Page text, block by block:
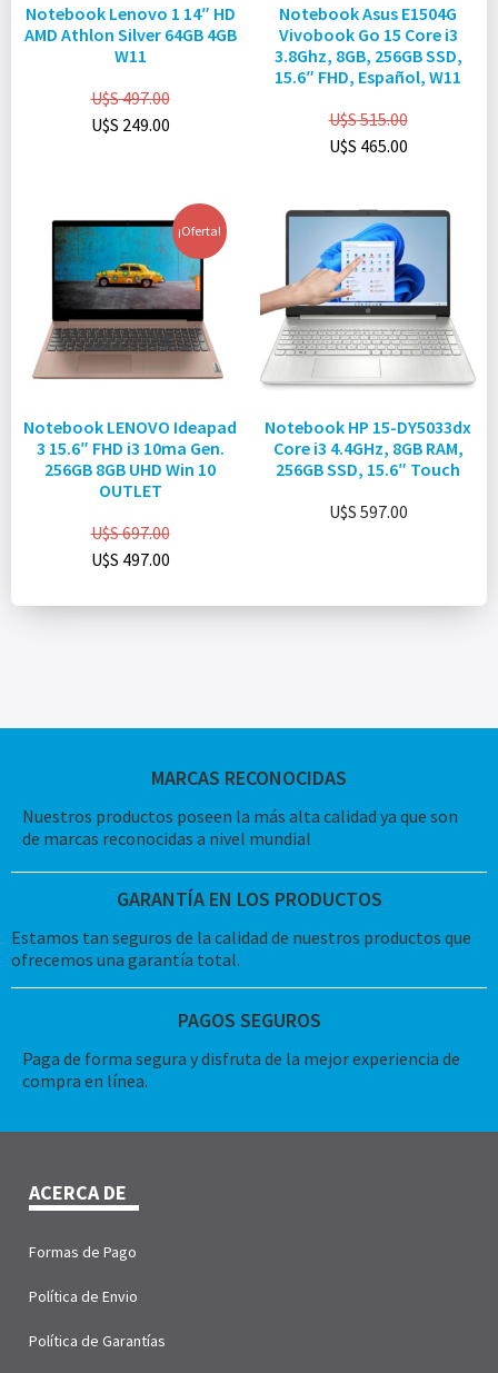
Notebook Lenovo 1 14″ HD
AMD Athlon Silver 64GB 4GB
W11
U$S497.00
U$S 249.00
Notebook Asus E1504G
Vivobook Go 15 Core i3
3.8Ghz, 8GB, 256GB SSD,
15.6″ FHD, Español, W11
U$S515.00
U$S 465.00
¡Oferta!
Notebook LENOVO Ideapad
3 15.6″ FHD i3 10ma Gen.
256GB 8GB UHD Win 10
OUTLET
U$S697.00
U$S 497.00
Notebook HP 15-DY5033dx
Core i3 4.4GHz, 8GB RAM,
256GB SSD, 15.6″ Touch
U$S 597.00
MARCAS RECONOCIDAS
Nuestros productos poseen la más alta calidad ya que son
de marcas reconocidas a nivel mundial
GARANTÍA EN LOS PRODUCTOS
Estamos tan seguros de la calidad de nuestros productos que
ofrecemos una garantía total.
PAGOS SEGUROS
Paga de forma segura y disfruta de la mejor experiencia de
compra en línea.
ACERCA DE
Formas de Pago
Política de Envio
Política de Garantías